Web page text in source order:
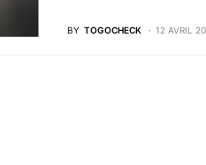
BY TOGOCHECK 12 AVRIL